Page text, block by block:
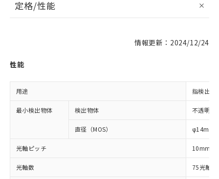
定格/性能
情報更新：2024/12/24
性能
用途 指検出用
最小検出物体 検出物体 不透明体
直径（MOS） φ14mm
光軸ピッチ 10mm
光軸数 75光軸